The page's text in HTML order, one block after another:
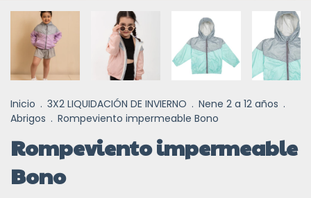
Inicio . 3X2 LIQUIDACIÓN DE INVIERNO . Nene 2 a 12 años .
Abrigos . Rompeviento impermeable Bono
Rompeviento impermeable
Bono